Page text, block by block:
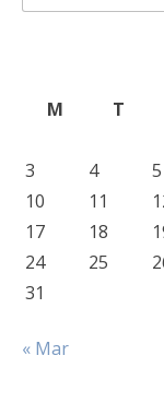
for:
M
T
3
4 5
10
11
17
18
24
25
31
« Mar